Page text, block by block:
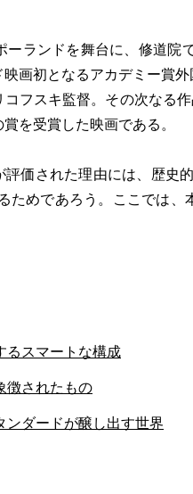
ランドを舞台に、修道院
画初となるアカデミー賞
フスキ監督。その次なる
を受賞した映画である。
価された理由には、歴史
ためであろう。ここでは
るスマートな構成
徴されたもの
ンダードが醸し出す世界